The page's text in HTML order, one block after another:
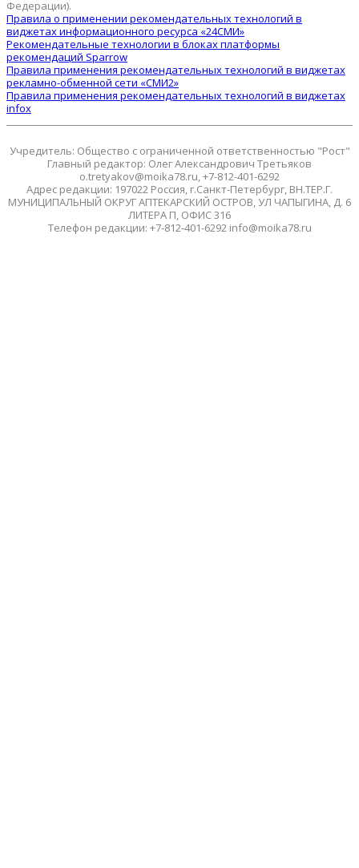
Федерации).
Правила о применении рекомендательных технологий в
виджетах информационного ресурса «24СМИ»
Рекомендательные технологии в блоках платформы
рекомендаций Sparrow
Правила применения рекомендательных технологий в виджетах
рекламно-обменной сети «СМИ2»
Правила применения рекомендательных технологий в виджетах
infox
Учредитель: Общество с ограниченной ответственностью "Рост"
Главный редактор: Олег Александрович Третьяков
o.tretyakov@moika78.ru, +7-812-401-6292
Адрес редакции: 197022 Россия, г.Санкт-Петербург, ВН.ТЕР.Г.
МУНИЦИПАЛЬНЫЙ ОКРУГ АПТЕКАРСКИЙ ОСТРОВ, УЛ ЧАПЫГИНА, Д. 6
ЛИТЕРА П, ОФИС 316
Телефон редакции: +7-812-401-6292 info@moika78.ru